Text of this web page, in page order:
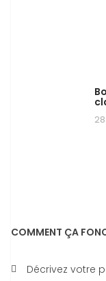
COMMENT ÇA
Décrivez votre